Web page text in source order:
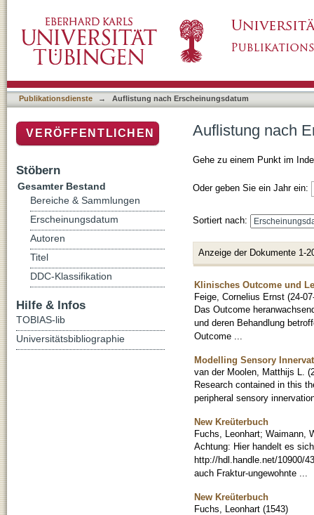
Publikationsdienste → Auflistung nach Erscheinungsdatum
Auflistung nach
Gehe zu einem Punkt im
Oder geben Sie ein Jahr ein:
Sortiert nach:
Anzeige der Dokumente 1-
Klinisches Outcome und
Feige, Cornelius Ernst (24-
Das Outcome
und deren Behandlung
Outcome ...
Modelling Sensory
van der Moolen, Matthijs L.
(
Research contained in this
peripheral sensory
New Kreüterbuch
Fuchs, Leonhart; Waimann,
Achtung: Hier handelt es
http://hdl.handle.net/10900/
auch Fraktur-ungewohnte ...
New Kreüterbuch
Fuchs, Leonhart (1543)
VERÖFFENTLICHEN
Stöbern
Gesamter Bestand
Bereiche & Sammlungen
Erscheinungsdatum
Autoren
Titel
DDC-Klassifikation
Hilfe & Infos
TOBIAS-lib
Universitätsbibliographie